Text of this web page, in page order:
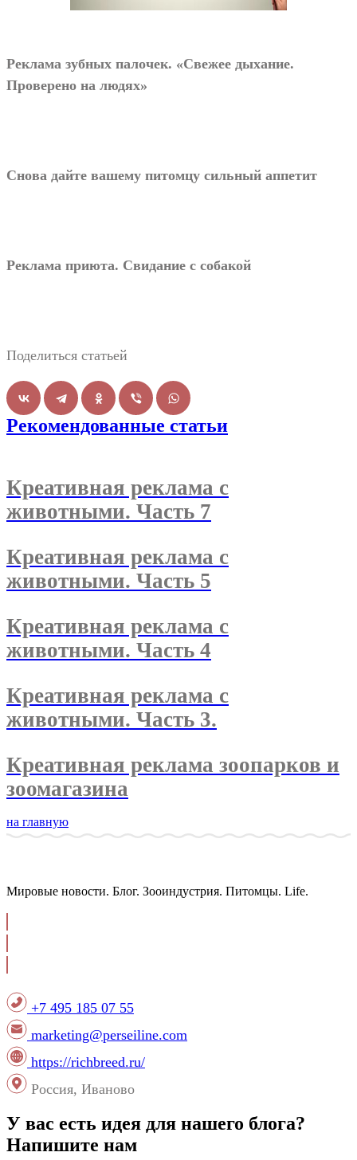
Реклама зубных палочек. «Свежее дыхание.
Проверено на людях»
Снова дайте вашему питомцу сильный аппетит
Реклама приюта. Свидание с собакой
Поделиться статьей
Рекомендованные статьи
Креативная реклама с
животными. Часть 7
Креативная реклама с
животными. Часть 5
Креативная реклама с
животными. Часть 4
Креативная реклама с
животными. Часть 3.
Креативная реклама зоопарков и
зоомагазина
на главную
Мировые новости. Блог. Зооиндустрия. Питомцы. Life.
+7 495 185 07 55
marketing@perseiline.com
https://richbreed.ru/
Россия, Иваново
У вас есть идея для нашего блога?
Напишите нам